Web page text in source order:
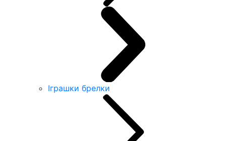
Іграшки брелки